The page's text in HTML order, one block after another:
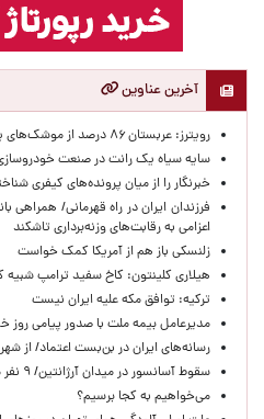
آخرین عناوین
رویترز: عربستان ۸۶ درصد از موشک‌های پاتریوت خود را استفاده کرده است
سایه سیاه یک رانت در صنعت
خبرنگار را از میان پرونده‌های کیفری
​فرزندان ایران در راه قهرمانی/ همراهی
اعزامی به رقابت‌های وزنه‌برداری تاشکند
زلنسکی باز هم از آمریکا کمک خواست
هیلاری کلینتون: کاخ سفید ترامپ
ترکیه: توافق مکه علیه ایران نیست
مدیرعامل بیمه ملت با صدور پیامی روز
رسانه‌های ایران در بن‌بست اعتماد/ از
سقوط آسانسور در میدان آرژانتین/ ۹ نفر مصدوم شدند
می‌خواهیم به کجا برسیم؟